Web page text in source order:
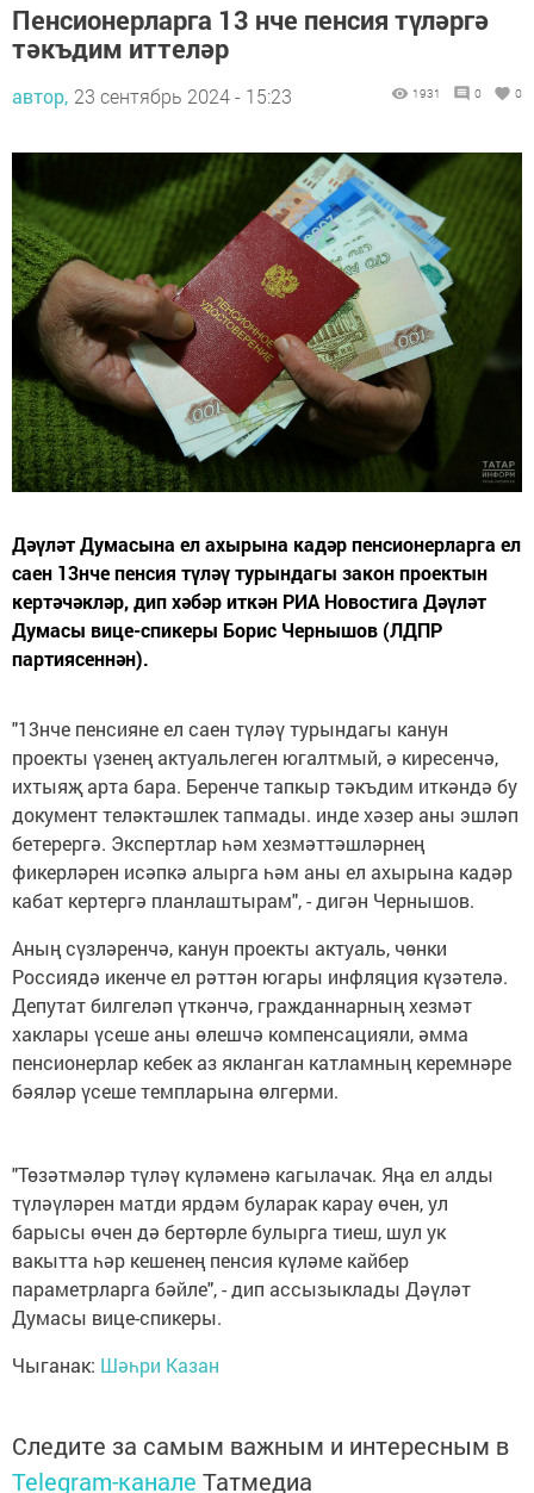
Пенсионерларга 13 нче пенсия түләргә
тәкъдим иттеләр
автор, 23 сентябрь 2024 - 15:23 1931 0 0
Дәүләт Думасына ел ахырына кадәр пенсионерларга ел
саен 13нче пенсия түләү турындагы закон проектын
кертәчәкләр, дип хәбәр иткән РИА Новостига Дәүләт
Думасы вице-спикеры Борис Чернышов (ЛДПР
партиясеннән).
"13нче пенсияне ел саен түләү турындагы канун
проекты үзенең актуальлеген югалтмый, ә киресенчә,
ихтыяҗ арта бара. Беренче тапкыр тәкъдим иткәндә бу
документ теләктәшлек тапмады. инде хәзер аны эшләп
бетерергә. Экспертлар һәм хезмәттәшләрнең
фикерләрен исәпкә алырга һәм аны ел ахырына кадәр
кабат кертергә планлаштырам", - дигән Чернышов.
Аның сүзләренчә, канун проекты актуаль, чөнки
Россиядә икенче ел рәттән югары инфляция күзәтелә.
Депутат билгеләп үткәнчә, гражданнарның хезмәт
хаклары үсеше аны өлешчә компенсацияли, әмма
пенсионерлар кебек аз якланган катламның керемнәре
бәяләр үсеше темпларына өлгерми.
"Төзәтмәләр түләү күләменә кагылачак. Яңа ел алды
түләүләрен матди ярдәм буларак карау өчен, ул
барысы өчен дә бертөрле булырга тиеш, шул ук
вакытта һәр кешенең пенсия күләме кайбер
параметрларга бәйле", - дип ассызыклады Дәүләт
Думасы вице-спикеры.
Чыганак: Шәһри Казан
Следите за самым важным и интересным в
Telegram-канале Татмедиа